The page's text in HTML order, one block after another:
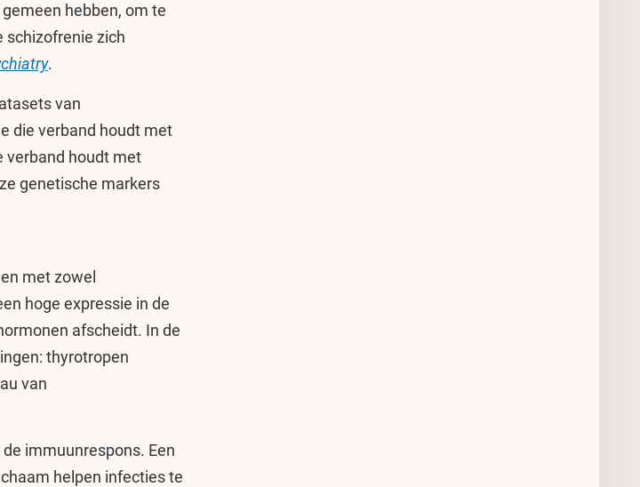
hebben, om te
schizofrenie zich
.
van
die verband houdt met
verband houdt met
genetische markers
met zowel
hoge expressie in de
afscheidt. In de
thyrotropen
van
immuunrespons. Een
helpen infecties te